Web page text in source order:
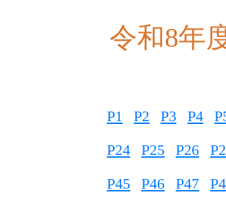
令和8年
P1 P2 P3 P4
P24
P25 P26
P45
P46 P47